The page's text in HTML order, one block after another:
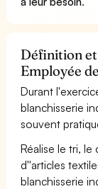
Définition
Employée
Durant
blanchisserie
souvent
Réalise le tri,
d''articles
blanchisserie